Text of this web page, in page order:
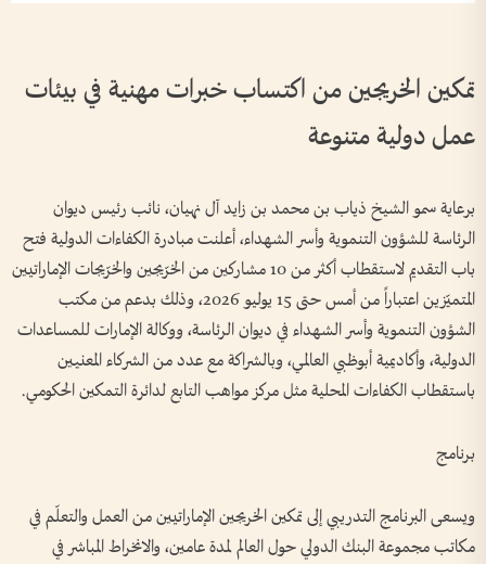
تمكين الخريجين من اكتساب خبرات مهنية في بيئات
عمل دولية متنوعة
برعاية سمو الشيخ ذياب بن محمد بن زايد آل نهيان، نائب رئيس ديوان
الرئاسة للشؤون التنموية وأسر الشهداء، أعلنت مبادرة الكفاءات الدولية فتح
باب التقديم لاستقطاب أكثر من 10 مشاركين من الخرّيجين والخرّيجات الإماراتيين
المتميّزين اعتباراً من أمس حتى 15 يوليو 2026، وذلك بدعم من مكتب
الشؤون التنموية وأسر الشهداء في ديوان الرئاسة، ووكالة الإمارات للمساعدات
الدولية، وأكاديمية أبوظبي العالمي، وبالشراكة مع عدد من الشركاء المعنيين
باستقطاب الكفاءات المحلية مثل مركز مواهب التابع لدائرة التمكين الحكومي.
برنامج
ويسعى البرنامج التدريبي إلى تمكين الخريجين الإماراتيين من العمل والتعلّم في
مكاتب مجموعة البنك الدولي حول العالم لمدة عامين، والانخراط المباشر في